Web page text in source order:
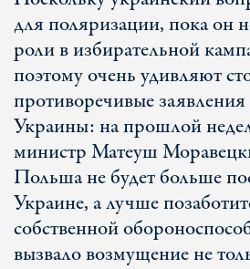
для поляризации, пока он
роли в избирательной
поэтому очень удивляют
противоречивые
Украины: на прошлой
министр Матеуш
Польша не будет больше
Украине, а лучше
собственной
вызвало возмущение не